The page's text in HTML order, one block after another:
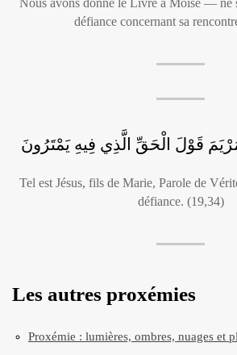
Nous avons donné le Livre à Moïse — ne
défiance concernant sa
قَوْلَ الْحَقِّ الَّذِي فِيهِ يَمْتَرُونَ
Tel est Jésus, fils de Marie, Parole de
défiance. (19,34)
Les autres proxémies
Proxémie : lumières, ombres, nuages et